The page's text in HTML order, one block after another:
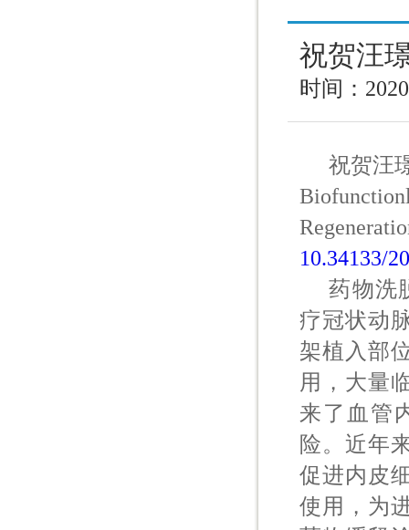
祝贺汪
时间：
祝贺汪
10.34133/
药物洗
疗冠状动
架植入部
用，大量
来了血管
险。近年
促进内皮
使用，为